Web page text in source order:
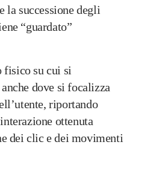
la successione degli
“guardato”
fisico su cui si
dove si focalizza
riportando
ottenuta
dei clic e dei movimenti